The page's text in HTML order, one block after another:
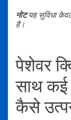
नोटयह सुविधा
है।
पेशेवर
साथ कई
कैसे